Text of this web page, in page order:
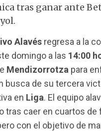
tras ganar ante
Alavés regresa a la
domingo a las 14:00
Mendizorrotza para
busca de su tercera
en Liga. El equipo
tras caer en cuartos de
con el objetivo de